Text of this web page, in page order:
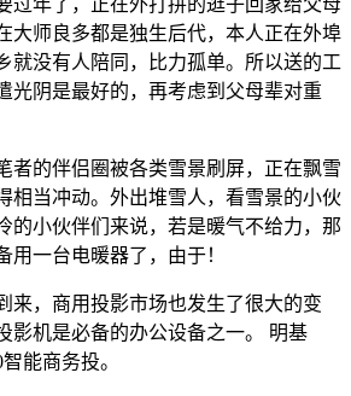
大师良多都是独生后代，本人正在外埠
就没有人陪同，比力孤单。所以送的工
光阴是最好的，再考虑到父母辈对重
的伴侣圈被各类雪景刷屏，正在飘雪
相当冲动。外出堆雪人，看雪景的小伙
的小伙伴们来说，若是暖气不给力，那
用一台电暖器了，由于！
，商用投影市场也发生了很大的变
影机是必备的办公设备之一。 明基
能商务投。